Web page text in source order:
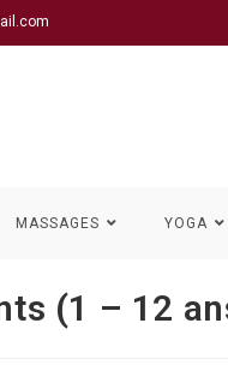
MASSAGES YOGA
(1 – 12